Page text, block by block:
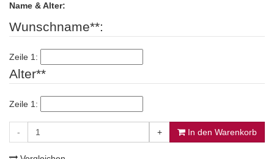
Name & Alter:
Wunschname**:
Zeile 1:
Alter**
Zeile 1:
- + In den Warenkorb